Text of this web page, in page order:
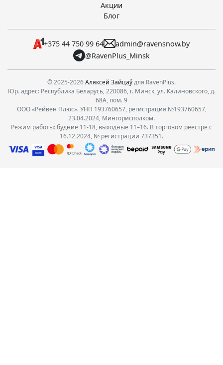
Акции
Блог
+375 44 750 99 64
admin@ravensnow.by
@RavenPlus_Minsk
© 2025-2026Аляксей Зайцаўдля RavenPlus.
Юр. адрес: Республика Беларусь, 220086, г. Минск, ул. Калиновского, д.
68А, пом. 9
ООО «Рейвен Плюс». УНП 193760657, регистрация №193760657,
23.04.2024, Мингорисполком.
Режим работы: будние 11-18, выходные 11–16. В торговом реестре с
16.12.2024, № регистрации 737351.